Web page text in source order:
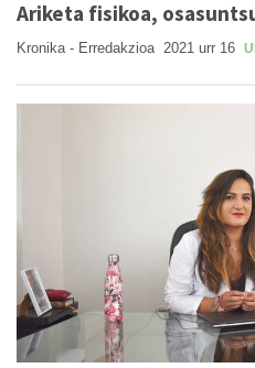
Ariketa fisikoa,
Kronika - Erredakzioa 2021 urr 16